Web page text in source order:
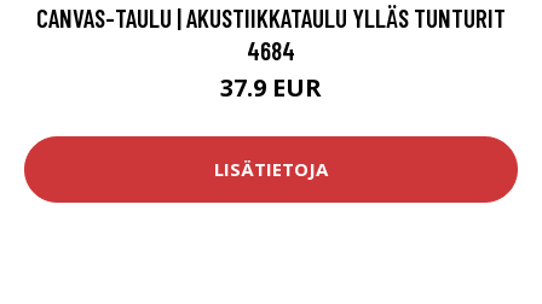
CANVAS-TAULU | AKUSTIIKKATAULU YLLÄS TUNTURIT
4684
37.9 EUR
LISÄTIETOJA